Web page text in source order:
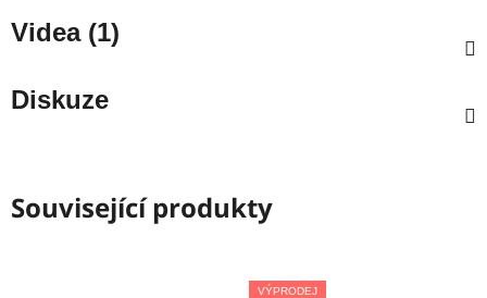
Videa (1)
Diskuze
Související produkty
VÝPRODEJ